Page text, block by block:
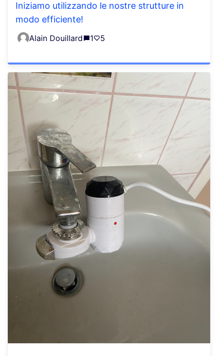
Iniziamo utilizzando le nostre strutture in
modo efficiente!
Alain Douillard 1 5